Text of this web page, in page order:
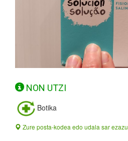
NON UTZI
Botika
Zure posta-kodea edo udala sar ezazu